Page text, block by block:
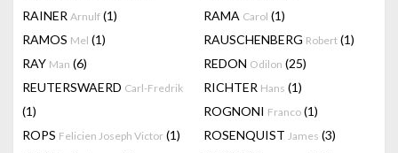
RAINER Arnulf (1) RAMA Carol (1)
RAMOS Mel (1) RAUSCHENBERG Robert (1)
RAY Man (6) REDON Odilon (25)
REUTERSWAERD Carl-Fredrik
(1)
RICHTER Hans (1)
ROGNONI Franco (1)
ROPS Felicien Joseph Victor (1) ROSENQUIST James (3)